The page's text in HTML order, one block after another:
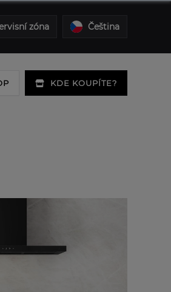
zóna Čeština
KDE KOUPÍTE?